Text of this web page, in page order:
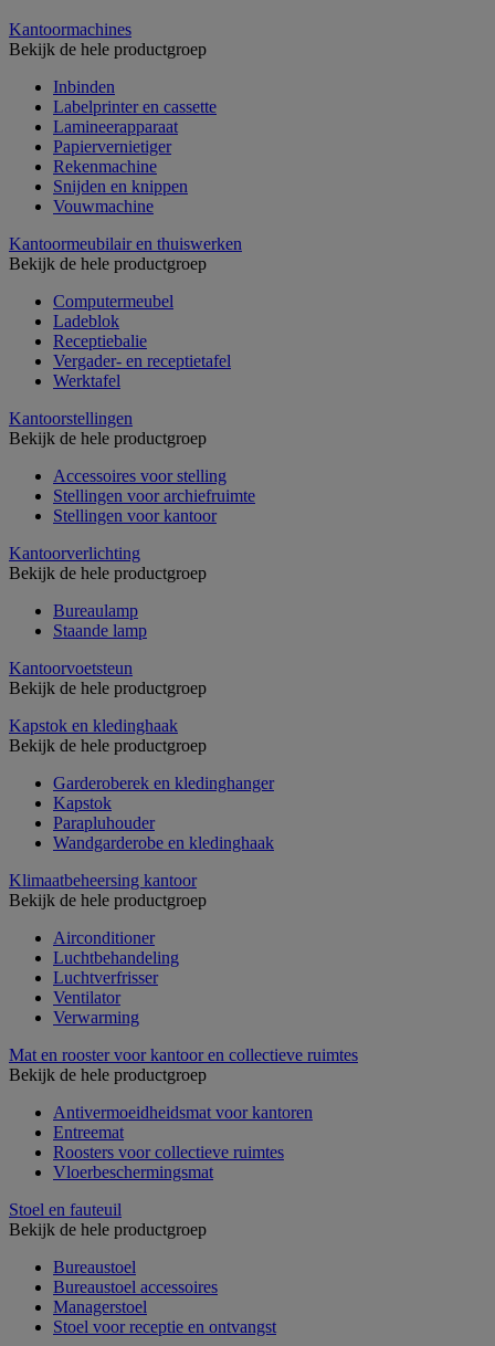
Kantoormachines
Bekijk de hele productgroep
Inbinden
Labelprinter en cassette
Lamineerapparaat
Papiervernietiger
Rekenmachine
Snijden en knippen
Vouwmachine
Kantoormeubilair en thuiswerken
Bekijk de hele productgroep
Computermeubel
Ladeblok
Receptiebalie
Vergader- en receptietafel
Werktafel
Kantoorstellingen
Bekijk de hele productgroep
Accessoires voor stelling
Stellingen voor archiefruimte
Stellingen voor kantoor
Kantoorverlichting
Bekijk de hele productgroep
Bureaulamp
Staande lamp
Kantoorvoetsteun
Bekijk de hele productgroep
Kapstok en kledinghaak
Bekijk de hele productgroep
Garderoberek en kledinghanger
Kapstok
Parapluhouder
Wandgarderobe en kledinghaak
Klimaatbeheersing kantoor
Bekijk de hele productgroep
Airconditioner
Luchtbehandeling
Luchtverfrisser
Ventilator
Verwarming
Mat en rooster voor kantoor en collectieve ruimtes
Bekijk de hele productgroep
Antivermoeidheidsmat voor kantoren
Entreemat
Roosters voor collectieve ruimtes
Vloerbeschermingsmat
Stoel en fauteuil
Bekijk de hele productgroep
Bureaustoel
Bureaustoel accessoires
Managerstoel
Stoel voor receptie en ontvangst